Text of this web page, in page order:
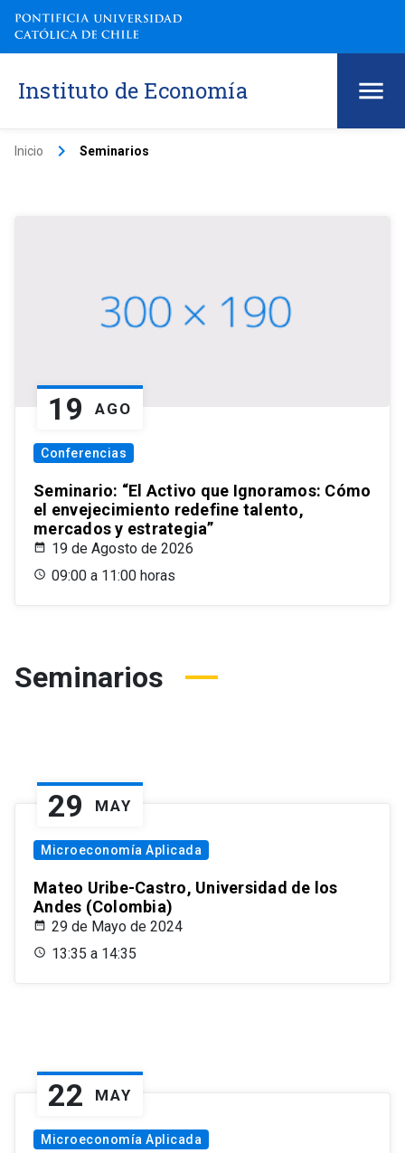
Instituto de Economía
Inicio keyboard_arrow_right Seminarios
19 AGO
Conferencias
Seminario: “El Activo que Ignoramos: Cómo
el envejecimiento redefine talento,
mercados y estrategia”
19 de Agosto de 2026
09:00 a 11:00 horas
Seminarios
29 MAY
Microeconomía Aplicada
Mateo Uribe-Castro, Universidad de los
Andes (Colombia)
29 de Mayo de 2024
13:35 a 14:35
22 MAY
Microeconomía Aplicada